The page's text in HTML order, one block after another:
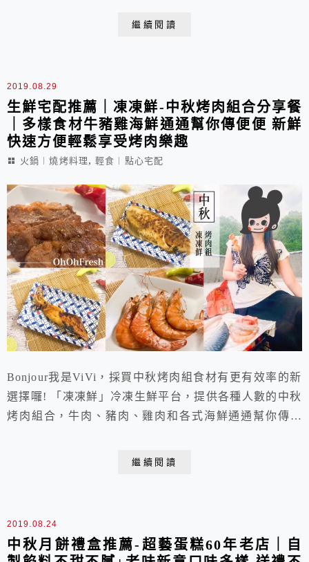
繼續閱讀
2019.08.29
生鮮宅配推薦｜凍凍鮮-中秋烤肉組合分享餐
｜多樣食材牛豬雞海鮮通通幫你傳便便 新鮮
快速方便輕鬆享受烤肉樂趣
火鍋︱燒烤料理 ,輕食︱點心宅配
Bonjour我是ViVi，採買中秋烤肉組食材有更有效率的新
選擇囉! 「凍凍鮮」冷凍生鮮平台，提供各種人數的中秋
烤肉組合，牛肉、豬肉、雞肉和各式海鮮通通幫你傳便
繼續閱讀
2019.08.24
中秋月餅禮盒推薦-超藝蛋糕60年老店｜自